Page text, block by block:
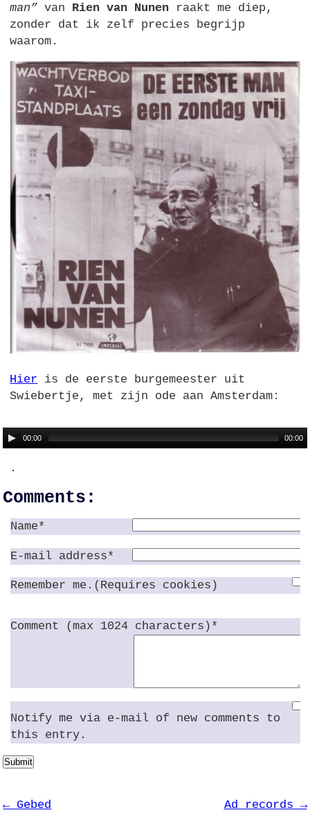
man” van Rien van Nunen raakt me diep,
zonder dat ik zelf precies begrijp
waarom.
Hier is de eerste burgemeester uit
Swiebertje, met zijn ode aan Amsterdam:
00:00 00:00
.
Comments:
Name*
E-mail address*
Remember me.(Requires cookies)
Comment (max 1024 characters)*
Notify me via e-mail of new comments to
this entry.
Submit
← Gebed Ad records →